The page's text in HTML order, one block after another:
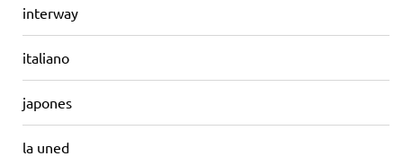
interway
italiano
japones
la uned